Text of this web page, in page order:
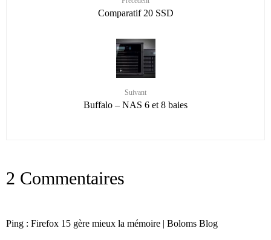
Comparatif 20 SSD
Suivant
Buffalo – NAS 6 et 8 baies
2 Commentaires
Ping : Firefox 15 gère mieux la mémoire | Boloms Blog